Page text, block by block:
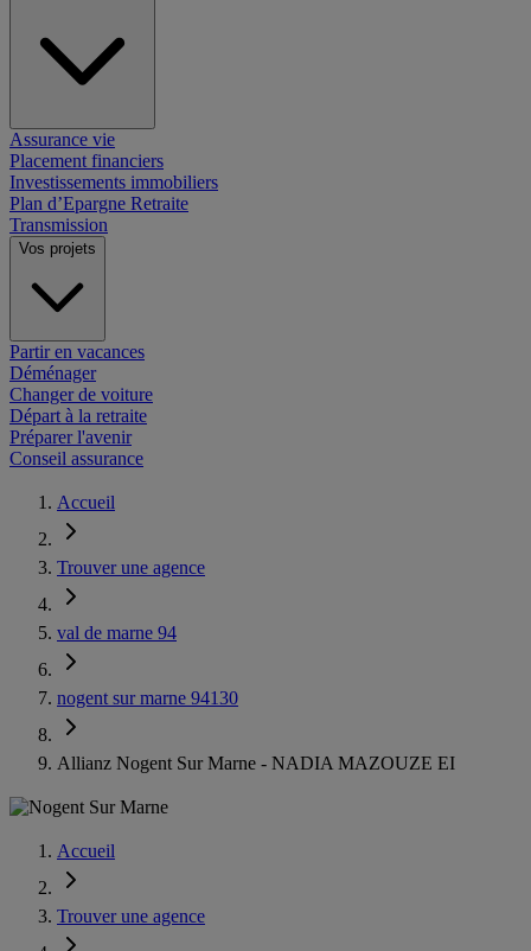
Assurance vie
Placement financiers
Investissements immobiliers
Plan d’Epargne Retraite
Transmission
Vos projets
Partir en vacances
Déménager
Changer de voiture
Départ à la retraite
Préparer l'avenir
Conseil assurance
Accueil
Trouver une agence
val de marne 94
nogent sur marne 94130
Allianz Nogent Sur Marne - NADIA MAZOUZE EI
Accueil
Trouver une agence